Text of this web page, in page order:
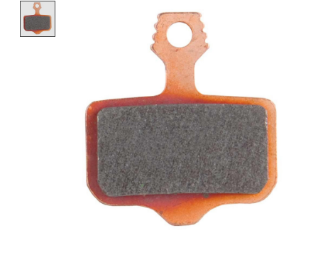
Product image slideshow Items